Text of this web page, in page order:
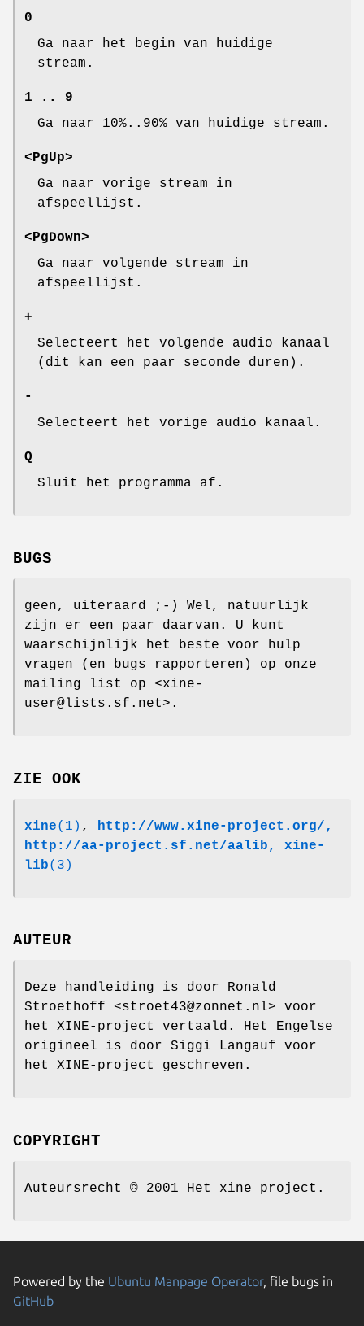
0
Ga naar het begin van huidige
stream.
1 .. 9
Ga naar 10%..90% van huidige stream.
<PgUp>
Ga naar vorige stream in
afspeellijst.
<PgDown>
Ga naar volgende stream in
afspeellijst.
+
Selecteert het volgende audio kanaal
(dit kan een paar seconde duren).
-
Selecteert het vorige audio kanaal.
Q
Sluit het programma af.
BUGS
geen, uiteraard ;-) Wel, natuurlijk
zijn er een paar daarvan. U kunt
waarschijnlijk het beste voor hulp
vragen (en bugs rapporteren) op onze
mailing list op <xine-
user@lists.sf.net>.
ZIE OOK
xine(1) ,
http://www.xine-project.org/,
http://aa-project.sf.net/aalib,
xine-
lib(3)
AUTEUR
Deze handleiding is door Ronald
Stroethoff <stroet43@zonnet.nl> voor
het XINE-project vertaald. Het Engelse
origineel is door Siggi Langauf voor
het XINE-project geschreven.
COPYRIGHT
Auteursrecht © 2001 Het xine project.
Powered by the Ubuntu Manpage Operator, file bugs in
GitHub